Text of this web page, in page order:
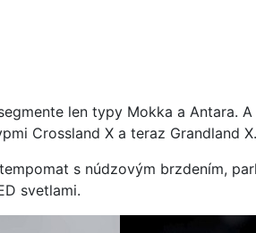
len typy Mokka a Antara.
Crossland X a teraz Grandland X.
s núdzovým brzdením,
svetlami.